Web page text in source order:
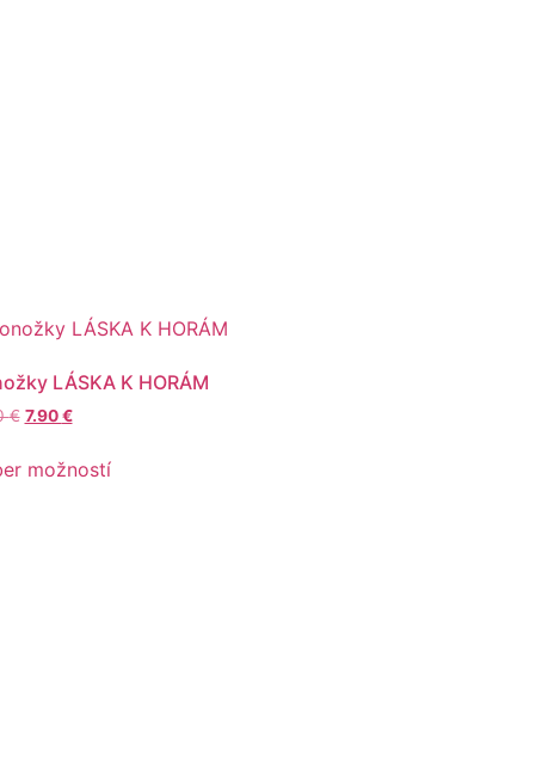
LÁSKA K HORÁM
€ 7.90€
možností